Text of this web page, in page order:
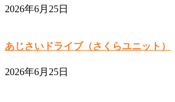
2026年6月25日
あじさいドライブ（さくらユニット）
2026年6月25日